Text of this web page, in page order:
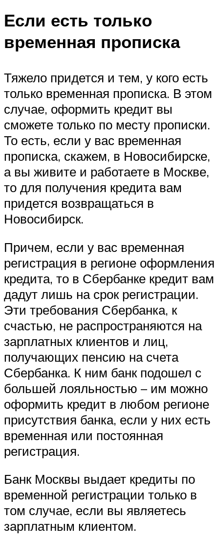
Если есть только
временная прописка
Тяжело придется и тем, у кого есть
только временная прописка. В этом
случае, оформить кредит вы
сможете только по месту прописки.
То есть, если у вас временная
прописка, скажем, в Новосибирске,
а вы живите и работаете в Москве,
то для получения кредита вам
придется возвращаться в
Новосибирск.
Причем, если у вас временная
регистрация в регионе оформления
кредита, то в Сбербанке кредит вам
дадут лишь на срок регистрации.
Эти требования Сбербанка, к
счастью, не распространяются на
зарплатных клиентов и лиц,
получающих пенсию на счета
Сбербанка. К ним банк подошел с
большей лояльностью – им можно
оформить кредит в любом регионе
присутствия банка, если у них есть
временная или постоянная
регистрация.
Банк Москвы выдает кредиты по
временной регистрации только в
том случае, если вы являетесь
зарплатным клиентом.